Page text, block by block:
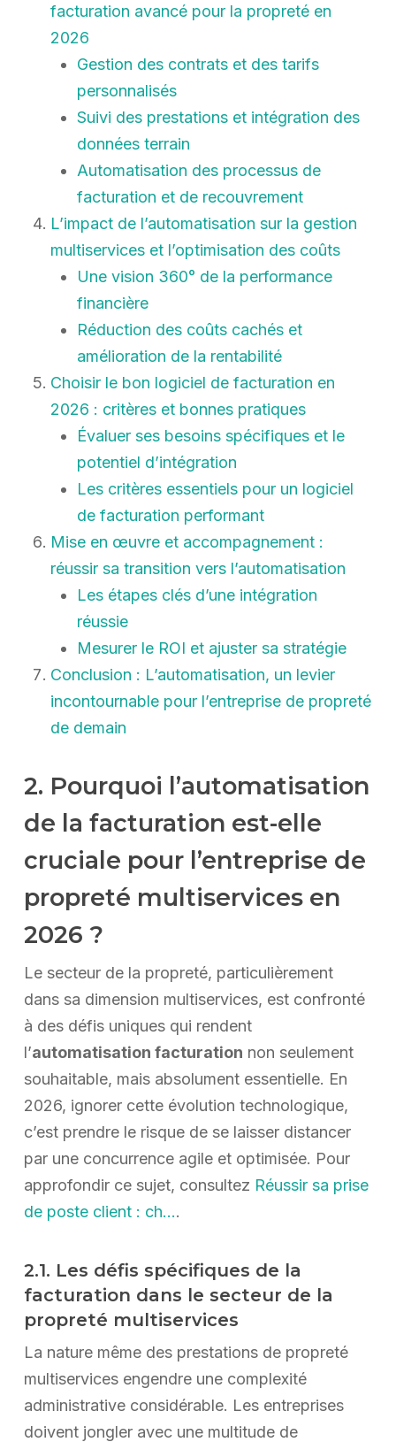
facturation avancé pour la propreté en
2026
Gestion des contrats et des tarifs
personnalisés
Suivi des prestations et intégration des
données terrain
Automatisation des processus de
facturation et de recouvrement
L’impact de l’automatisation sur la gestion
multiservices et l’optimisation des coûts
Une vision 360° de la performance
financière
Réduction des coûts cachés et
amélioration de la rentabilité
Choisir le bon logiciel de facturation en
2026 : critères et bonnes pratiques
Évaluer ses besoins spécifiques et le
potentiel d’intégration
Les critères essentiels pour un logiciel
de facturation performant
Mise en œuvre et accompagnement :
réussir sa transition vers l’automatisation
Les étapes clés d’une intégration
réussie
Mesurer le ROI et ajuster sa stratégie
Conclusion : L’automatisation, un levier
incontournable pour l’entreprise de propreté
de demain
2. Pourquoi l’automatisation
de la facturation est-elle
cruciale pour l’entreprise de
propreté multiservices en
2026 ?
Le secteur de la propreté, particulièrement
dans sa dimension multiservices, est confronté
à des défis uniques qui rendent
l’automatisation facturation non seulement
souhaitable, mais absolument essentielle. En
2026, ignorer cette évolution technologique,
c’est prendre le risque de se laisser distancer
par une concurrence agile et optimisée. Pour
approfondir ce sujet, consultez Réussir sa prise
de poste client : ch….
2.1. Les défis spécifiques de la
facturation dans le secteur de la
propreté multiservices
La nature même des prestations de propreté
multiservices engendre une complexité
administrative considérable. Les entreprises
doivent jongler avec une multitude de